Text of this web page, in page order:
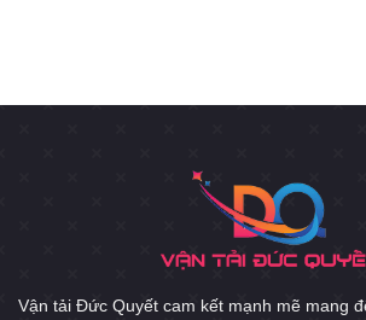
Vận tải Đức Quyết cam kết mạnh mẽ mang